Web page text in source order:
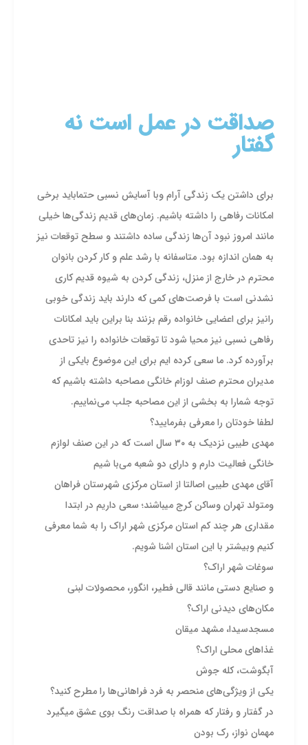
صداقت در عمل است نه
گفتار
برای داشتن یک زندگی آرام وبا آسایش نسبی حتماباید برخی
امکانات رفاهی را داشته باشیم. زمان‌های قدیم زندگی‌ها خیلی
مانند امروز نبود آن‌ها زندگی ساده داشتند و سطح توقعات نیز
به همان اندازه بود. متاسفانه با رشد علم و کار کردن بانوان
محترم در خارج از منزل، زندگی کردن به شیوه قدیم کاری
نشدنی است با فرصت‌های کمی که دارند باید زندگی خوبی
رانیز برای اعضایی خانواده رقم بزنند بنا براین باید امکانات
رفاهی نسبی نیز محیا شود تا توقعات خانواده را نیز تاحدی
برآورده کرد. ما سعی کرده ایم برای این موضوع بایکی از
مدیران محترم صنف لوزام خانگی مصاحبه داشته باشیم که
توجه شمارا به بخشی از این مصاحبه جلب می‌نماییم.
لطفا خودتان را معرفی بفرمایید؟
مهدی طیبی نزدیک به ۳۰ سال است که در این صنف لوازم
خانگی فعالیت دارم و دارای دو شعبه می‌با شیم
آقای مهدی طیبی اصالتا از استان مرکزی شهرستان فراهان
ومتولد تهران وساکن کرج میباشند؛ سعی داریم در ابتدا
مقداری هر چند کم استان مرکزی شهر اراک را به شما معرفی
کنیم وبیشتر با این استان اشنا شویم.
سوغات شهر اراک؟
و صنایع دستی مانند قالی فطیر، انگور، محصولات لبنی
مکان‌های دیدنی اراک؟
مسجدسیدا، مشهد میقان
غذا‌های محلی اراک؟
آبگوشت، کله جوش
یکی از ویژگی‌های منحصر به فرد فراهانی‌ها را مطرح کنید؟
در گفتار و رفتار که همراه با صداقت رنگ بوی عشق میگیرد
مهمان نواز، رک بودن